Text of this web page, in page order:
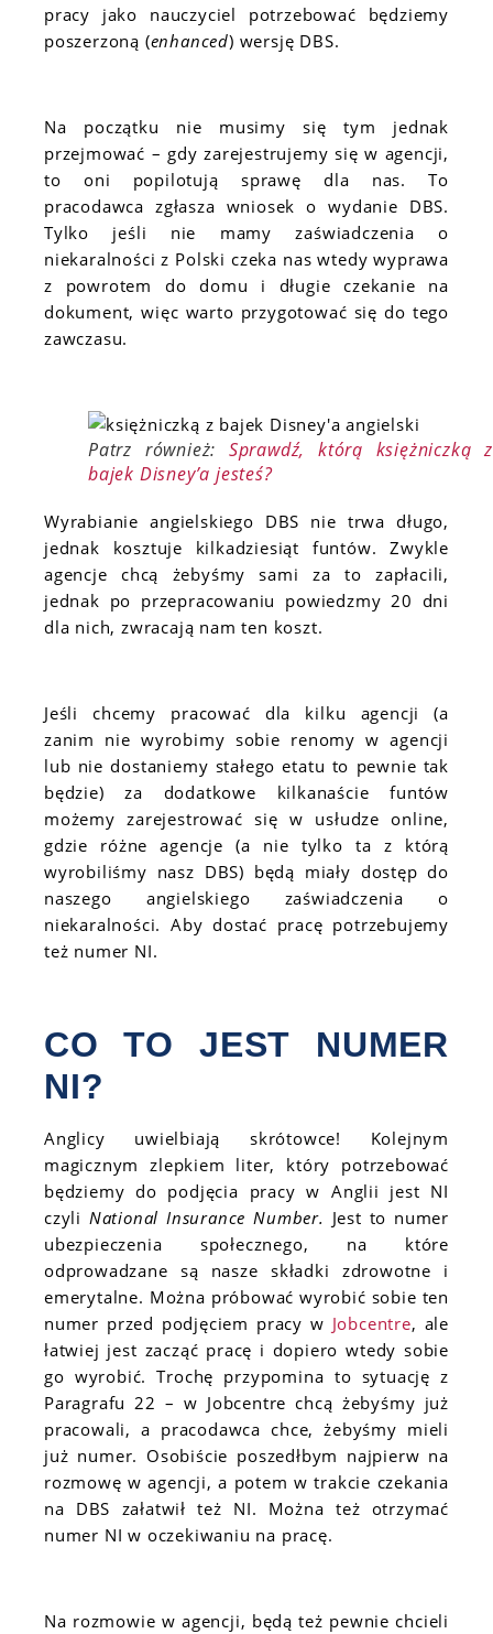
pracy jako nauczyciel potrzebować będziemy
poszerzoną (enhanced) wersję DBS.
Na początku nie musimy się tym jednak
przejmować – gdy zarejestrujemy się w agencji,
to oni popilotują sprawę dla nas. To
pracodawca zgłasza wniosek o wydanie DBS.
Tylko jeśli nie mamy zaświadczenia o
niekaralności z Polski czeka nas wtedy wyprawa
z powrotem do domu i długie czekanie na
dokument, więc warto przygotować się do tego
zawczasu.
Patrz również: Sprawdź, którą księżniczką z
bajek Disney’a jesteś?
Wyrabianie angielskiego DBS nie trwa długo,
jednak kosztuje kilkadziesiąt funtów. Zwykle
agencje chcą żebyśmy sami za to zapłacili,
jednak po przepracowaniu powiedzmy 20 dni
dla nich, zwracają nam ten koszt.
Jeśli chcemy pracować dla kilku agencji (a
zanim nie wyrobimy sobie renomy w agencji
lub nie dostaniemy stałego etatu to pewnie tak
będzie) za dodatkowe kilkanaście funtów
możemy zarejestrować się w usłudze online,
gdzie różne agencje (a nie tylko ta z którą
wyrobiliśmy nasz DBS) będą miały dostęp do
naszego angielskiego zaświadczenia o
niekaralności. Aby dostać pracę potrzebujemy
też numer NI.
CO TO JEST NUMER
NI?
Anglicy uwielbiają skrótowce! Kolejnym
magicznym zlepkiem liter, który potrzebować
będziemy do podjęcia pracy w Anglii jest NI
czyli National Insurance Number. Jest to numer
ubezpieczenia społecznego, na które
odprowadzane są nasze składki zdrowotne i
emerytalne. Można próbować wyrobić sobie ten
numer przed podjęciem pracy w Jobcentre, ale
łatwiej jest zacząć pracę i dopiero wtedy sobie
go wyrobić. Trochę przypomina to sytuację z
Paragrafu 22 – w Jobcentre chcą żebyśmy już
pracowali, a pracodawca chce, żebyśmy mieli
już numer. Osobiście poszedłbym najpierw na
rozmowę w agencji, a potem w trakcie czekania
na DBS załatwił też NI. Można też otrzymać
numer NI w oczekiwaniu na pracę.
Na rozmowie w agencji, będą też pewnie chcieli